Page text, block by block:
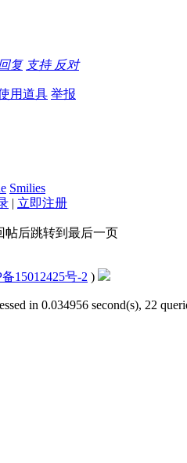
复 支持 反对
用道具 举报
Smilies
| 立即注册
帖后跳转到最后一页
15012425号-2 )
in 0.034956 second(s), 22